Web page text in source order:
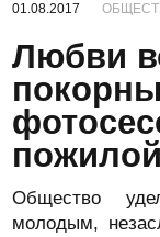
01.08.2017
Любви
Общество
молодым,